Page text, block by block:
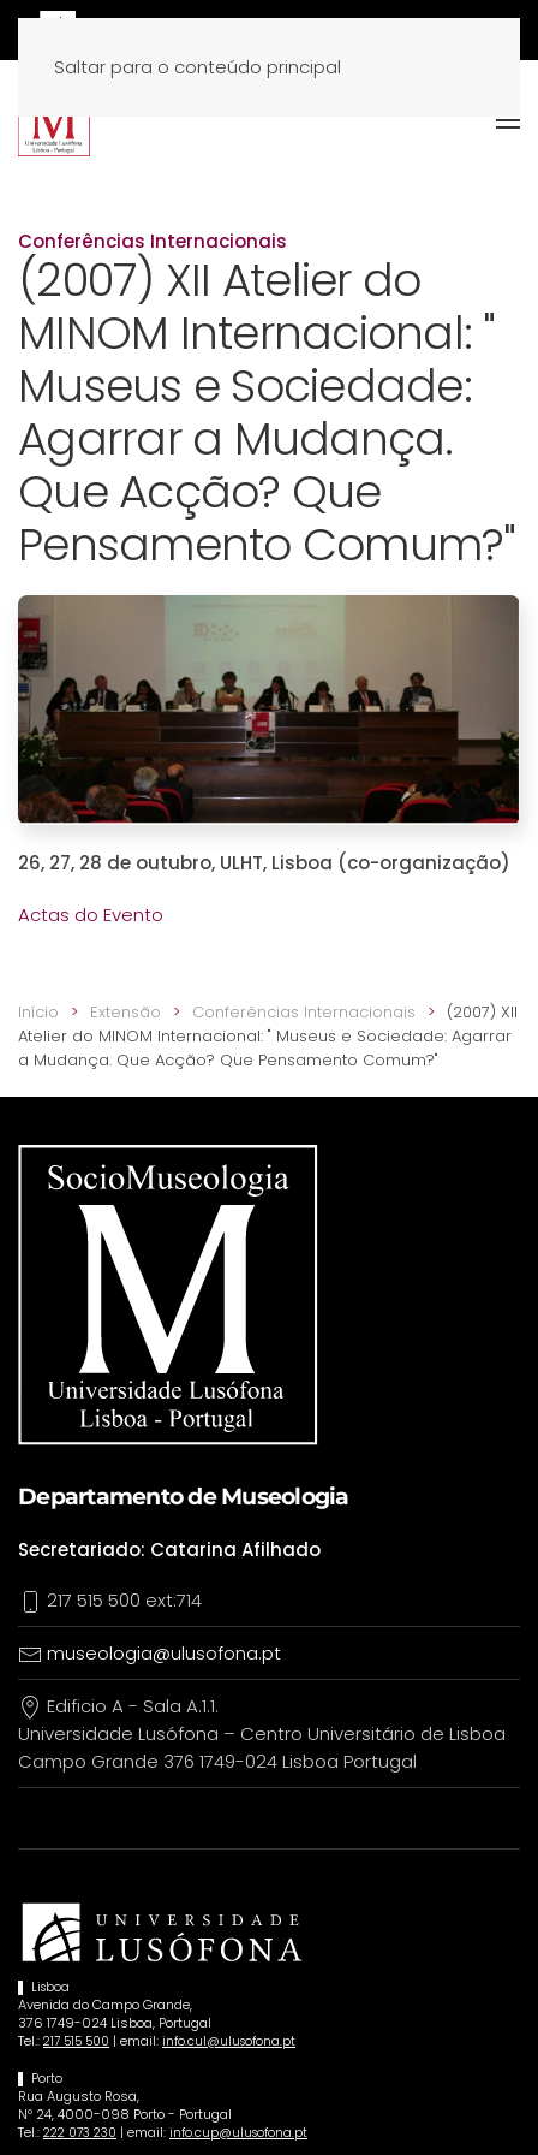
Saltar para o conteúdo principal
Conferências Internacionais
(2007) XII Atelier do
MINOM Internacional: "
Museus e Sociedade:
Agarrar a Mudança.
Que Acção? Que
Pensamento Comum?"
26, 27, 28 de outubro, ULHT, Lisboa (co-organização)
Actas do Evento
Início Extensão Conferências Internacionais
(2007) XII
Atelier do MINOM Internacional: " Museus e Sociedade: Agarrar
a Mudança. Que Acção? Que Pensamento Comum?"
Departamento de Museologia
Secretariado: Catarina Afilhado
217 515 500 ext:714
museologia@ulusofona.pt
Edificio A - Sala A.1.1.
Universidade Lusófona – Centro Universitário de Lisboa
Campo Grande 376 1749-024 Lisboa Portugal
Lisboa
Avenida do Campo Grande,
376 1749-024 Lisboa, Portugal
Tel.: 217 515 500 | email: info.cul@ulusofona.pt
Porto
Rua Augusto Rosa,
Nº 24, 4000-098 Porto - Portugal
Tel.: 222 073 230 | email: info.cup@ulusofona.pt